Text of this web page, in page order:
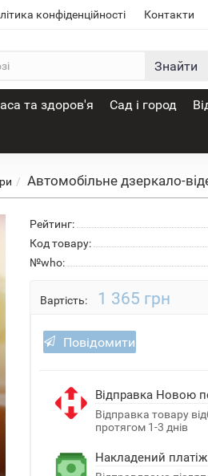
конфіденційності Контакти
Знайти
та здоров'я Сад і город
Автомобільне дзеркало-
Рейтинг:
Код товару:
№who:
Вартість: 1 365 грн
Повідомити
Відправка Новою
Відправка товару
протягом 1-3 днів
Накладений платіж